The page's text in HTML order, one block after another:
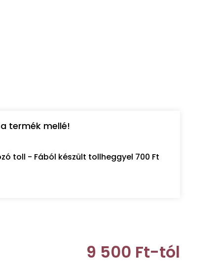
termék mellé!
toll - Fából készült tollheggyel 700 Ft
9 500 Ft-tól